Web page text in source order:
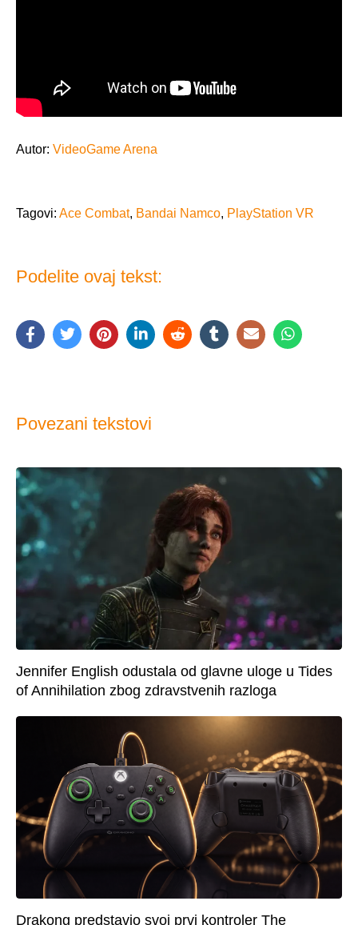
Autor: VideoGame Arena
Tagovi: Ace Combat, Bandai Namco, PlayStation VR
Podelite ovaj tekst:
Povezani tekstovi
Jennifer English odustala od glavne uloge u Tides
of Annihilation zbog zdravstvenih razloga
Drakong predstavio svoj prvi kontroler The